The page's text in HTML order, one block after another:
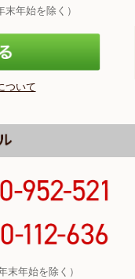
年始を除く）
ついて
末年始を除く）